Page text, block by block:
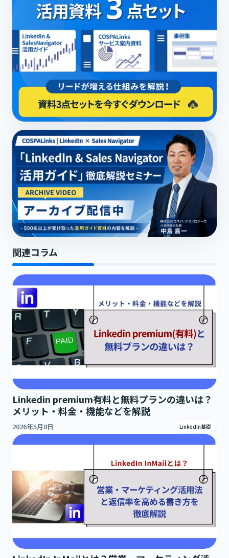
関連コラム
Linkedin premium有料と無料プランの違いは？
メリット・料金・機能などを解説
2026年5月8日 LinkedIn基礎